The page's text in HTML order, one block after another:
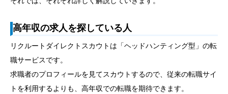
高年収の求人を探している人
リクルートダイレクトスカウトは「ヘッドハンティング型」の転
職サービスです。
求職者のプロフィールを見てスカウトするので、従来の転職サイ
トを利用するよりも、高年収での転職を期待できます。